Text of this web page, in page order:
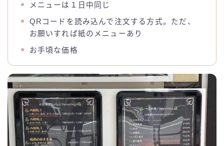
メニューは１日中同じ
QRコードを読み込んで注文する方式。ただ、
お願いすれば紙のメニューあり
お手頃な価格